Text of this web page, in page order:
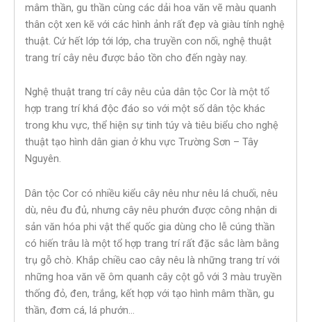
mâm thần, gu thần cùng các dải hoa văn vẽ màu quanh
thân cột xen kẽ với các hình ảnh rất đẹp và giàu tính nghệ
thuật. Cứ hết lớp tới lớp, cha truyền con nối, nghệ thuật
trang trí cây nêu được bảo tồn cho đến ngày nay.
Nghệ thuật trang trí cây nêu của dân tộc Cor là một tổ
hợp trang trí khá độc đáo so với một số dân tộc khác
trong khu vực, thể hiện sự tinh túy và tiêu biểu cho nghệ
thuật tạo hình dân gian ở khu vực Trường Sơn – Tây
Nguyên.
Dân tộc Cor có nhiều kiểu cây nêu như nêu lá chuối, nêu
dù, nêu đu đủ, nhưng cây nêu phướn được công nhận di
sản văn hóa phi vật thể quốc gia dùng cho lễ cúng thần
có hiến trâu là một tổ hợp trang trí rất đặc sắc làm bằng
trụ gỗ chò. Khắp chiều cao cây nêu là những trang trí với
những hoa văn vẽ ôm quanh cây cột gỗ với 3 màu truyền
thống đỏ, đen, trắng, kết hợp với tạo hình mâm thần, gu
thần, đơm cá, lá phướn…